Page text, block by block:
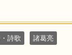
詩歌 諸葛亮